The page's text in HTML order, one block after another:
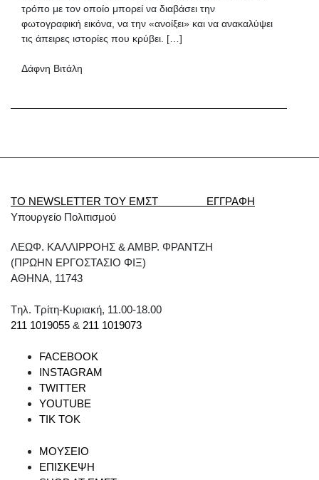
τρόπο με τον οποίο μπορεί να διαβάσει την
φωτογραφική εικόνα, να την «ανοίξει» και να ανακαλύψει
τις άπειρες ιστορίες που κρύβει. […]
Δάφνη Βιτάλη
ΤΟ NEWSLETTER ΤΟΥ ΕΜΣΤ ΕΓΓΡΑΦΗ
Υπουργείο Πολιτισμού
ΛΕΩΦ. ΚΑΛΛΙΡΡΟΗΣ & ΑΜΒΡ. ΦΡΑΝΤΖΗ
(ΠΡΩΗΝ ΕΡΓΟΣΤΑΣΙΟ ΦΙΞ)
ΑΘΗΝΑ, 11743
Tηλ. Τρίτη-Κυριακή, 11.00-18.00
211 1019055 & 211 1019073
FACEBOOK
INSTAGRAM
TWITTER
YOUTUBE
TIK TOK
ΜΟΥΣΕΙΟ
ΕΠΙΣΚΕΨΗ